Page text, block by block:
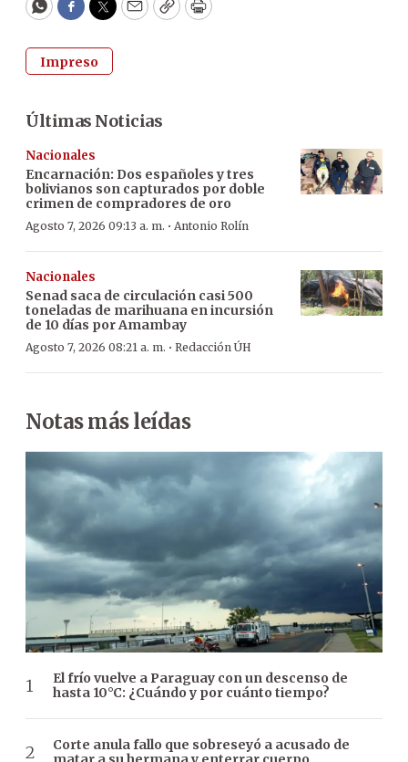
WhatsApp
Facebook
Twitter
EmailCopyPrint
Impreso
Últimas Noticias
Nacionales
Encarnación: Dos españoles y tres
bolivianos son capturados por doble
crimen de compradores de oro
Agosto 7, 2026 09:13 a. m. · Antonio Rolín
Nacionales
Senad saca de circulación casi 500
toneladas de marihuana en incursión
de 10 días por Amambay
Agosto 7, 2026 08:21 a. m. · Redacción ÚH
Notas más leídas
El frío vuelve a Paraguay con un descenso de
hasta 10°C: ¿Cuándo y por cuánto tiempo?
Corte anula fallo que sobreseyó a acusado de